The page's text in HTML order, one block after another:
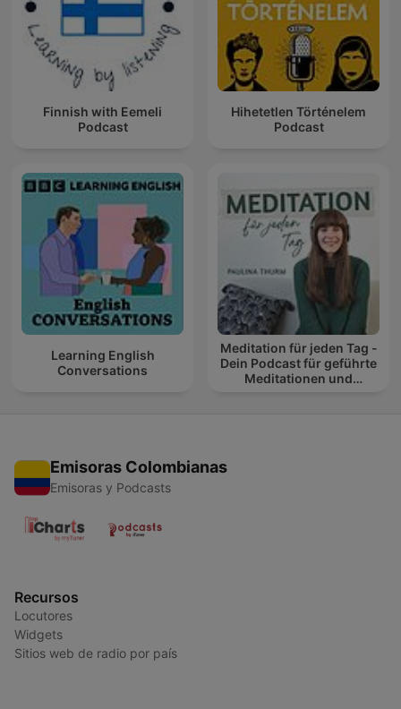
Finnish with Eemeli
Podcast
Hihetetlen Történelem
Podcast
Learning English
Conversations
Meditation für jeden Tag -
Dein Podcast für geführte
Meditationen und
Emisoras Colombianas
Emisoras y Podcasts
Recursos
Locutores
Widgets
Sitios web de radio por país